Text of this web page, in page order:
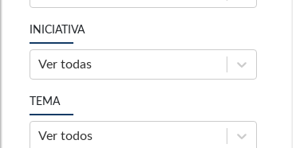
INICIATIVA
Ver todas
TEMA
Ver todos